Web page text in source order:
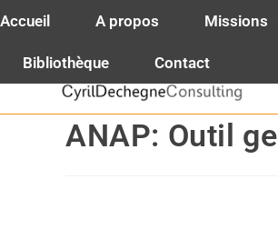
principal
Accueil A propos Missions
Bibliothèque Contact
ANAP: Outil